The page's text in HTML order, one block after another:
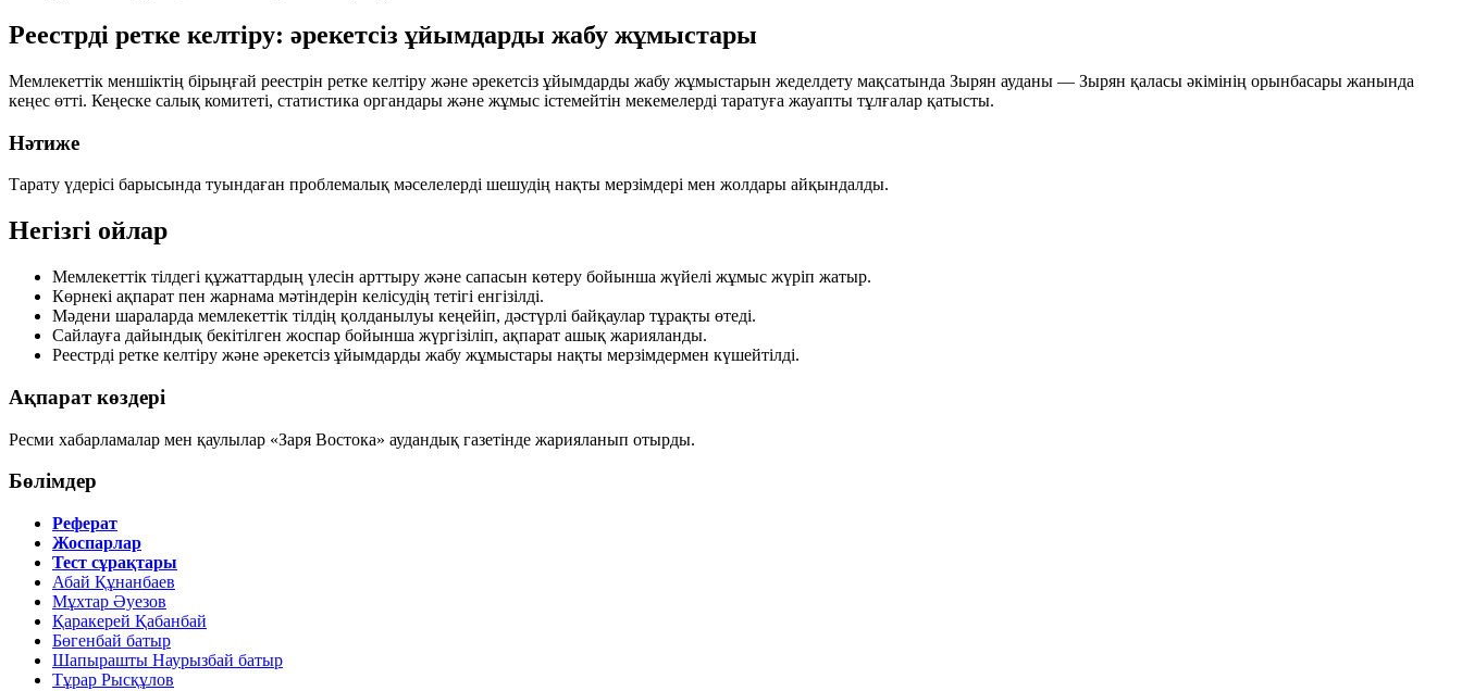
Реестрді ретке келтіру: әрекетсіз ұйымдарды жабу жұмыстары
Мемлекеттік меншіктің бірыңғай реестрін ретке келтіру және әрекетсіз ұйымдарды жабу жұмыстарын жеделдету мақсатында Зырян ауданы — Зырян қаласы әкімінің орынбасары жанында
кеңес өтті. Кеңеске салық комитеті, статистика органдары және жұмыс істемейтін мекемелерді таратуға жауапты тұлғалар қатысты.
Нәтиже
Тарату үдерісі барысында туындаған проблемалық мәселелерді шешудің нақты мерзімдері мен жолдары айқындалды.
Негізгі ойлар
Мемлекеттік тілдегі құжаттардың үлесін арттыру және сапасын көтеру бойынша жүйелі жұмыс жүріп жатыр.
Көрнекі ақпарат пен жарнама мәтіндерін келісудің тетігі енгізілді.
Мәдени шараларда мемлекеттік тілдің қолданылуы кеңейіп, дәстүрлі байқаулар тұрақты өтеді.
Сайлауға дайындық бекітілген жоспар бойынша жүргізіліп, ақпарат ашық жарияланды.
Реестрді ретке келтіру және әрекетсіз ұйымдарды жабу жұмыстары нақты мерзімдермен күшейтілді.
Ақпарат көздері
Ресми хабарламалар мен қаулылар «Заря Востока» аудандық газетінде жарияланып отырды.
Бөлімдер
Реферат
Жоспарлар
Тест сұрақтары
Абай Құнанбаев
Мұхтар Әуезов
Қаракерей Қабанбай
Бөгенбай батыр
Шапырашты Наурызбай батыр
Тұрар Рысқұлов